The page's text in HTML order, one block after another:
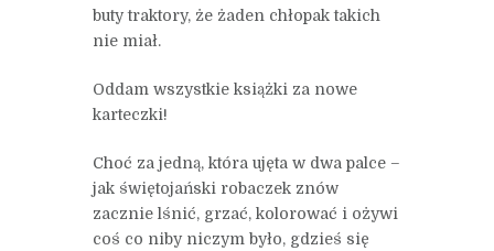
buty traktory, że żaden chłopak takich
nie miał.
Oddam wszystkie książki za nowe
karteczki!
Choć za jedną, która ujęta w dwa palce –
jak świętojański robaczek znów
zacznie lśnić, grzać, kolorować i ożywi
coś co niby niczym było, gdzieś się